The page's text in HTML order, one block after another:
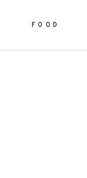
FOOD